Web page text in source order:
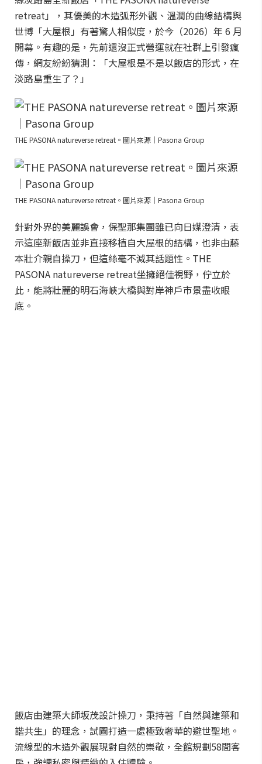
retreat」，其優美的木造弧形外觀、溫潤的曲線結構與
世博「大屋根」有著驚人相似度，於今（2026）年 6 月
開幕。有趣的是，先前還沒正式營運就在社群上引發瘋
傳，網友紛紛猜測：「大屋根是不是以飯店的形式，在
淡路島重生了？」
THE PASONA natureverse retreat。圖片來源｜Pasona Group
THE PASONA natureverse retreat。圖片來源｜Pasona Group
針對外界的美麗誤會，保聖那集團雖已向日媒澄清，表
示這座新飯店並非直接移植自大屋根的結構，也非由藤
本壯介親自操刀，但這絲毫不減其話題性。THE
PASONA natureverse retreat坐擁絕佳視野，佇立於
此，能將壯麗的明石海峽大橋與對岸神戶市景盡收眼
底。
飯店由建築大師坂茂設計操刀，秉持著「自然與建築和
諧共生」的理念，試圖打造一處極致奢華的避世聖地。
流線型的木造外觀展現對自然的崇敬，全館規劃58間客